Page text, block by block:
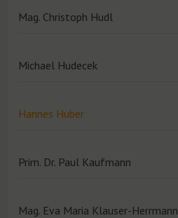
Mag. Christoph Hudl
Michael Hudecek
Hannes Huber
Prim. Dr. Paul Kaufmann
Mag. Eva Maria Klauser-Herrmann